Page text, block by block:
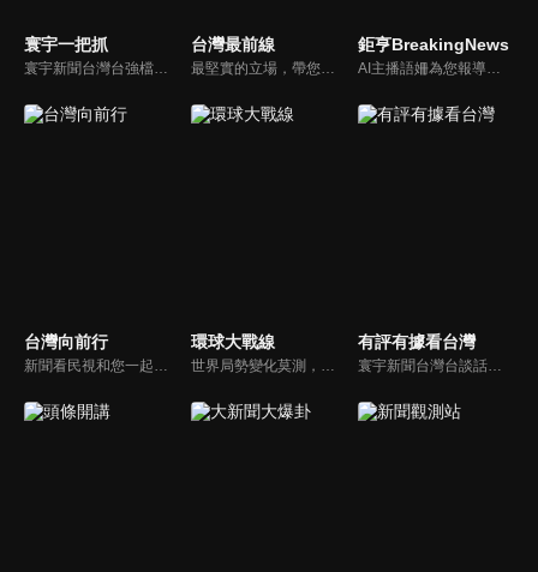
寰宇一把抓 台灣最前線 鉅亨BreakingNews
AI主播語姍為您報導【鉅亨Breaking News】！每週播報大事，讓新聞更貼近你！
台灣向前行
新聞看民視和您一起討論最新最熱的時事新聞！
環球大戰線
世界局勢變化莫測，你我都身在其中，國際之間合縱連橫，外交、政治、經濟、軍事、科技，無所不爭、無所不戰，《環球大戰線》全方位觀點，與您一起剖析戰略，走進環球競爭最前線！
有評有據看台灣
寰宇新聞台灣台談話性節目《有評有據看台灣》節目跳脫來賓演繹的「浮誇情境式政論型態」，改採網路大數據點題，直視分析選情實相，帶您「有評、有據」的遍覽政經大小事。